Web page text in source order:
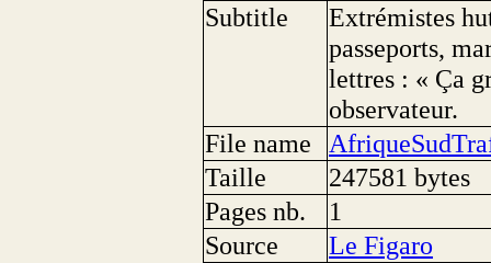
Subtitle
Extrémistes
passeports,
lettres : « Ça
observateur.
File name
Taille
247581 bytes
Pages nb.
1
Source
Le Figaro